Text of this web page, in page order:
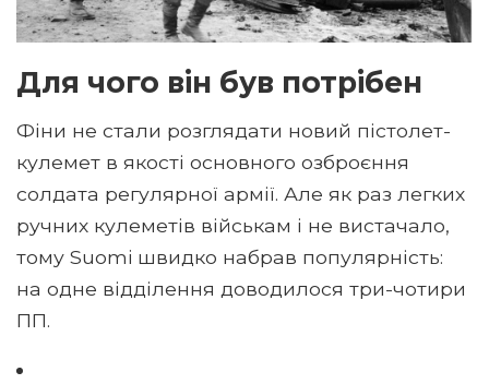
Для чого він був потрібен
Фіни не стали розглядати новий пістолет-
кулемет в якості основного озброєння
солдата регулярної армії. Але як раз легких
ручних кулеметів військам і не вистачало,
тому Suomi швидко набрав популярність:
на одне відділення доводилося три-чотири
ПП.